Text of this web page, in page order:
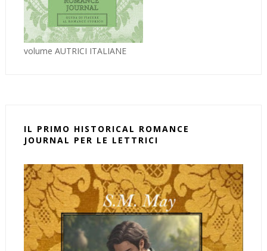
volume AUTRICI ITALIANE
IL PRIMO HISTORICAL ROMANCE
JOURNAL PER LE LETTRICI